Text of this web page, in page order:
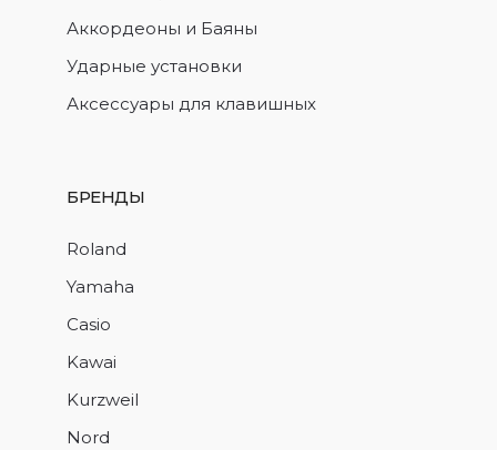
Аккордеоны и Баяны
Ударные установки
Аксессуары для клавишных
БРЕНДЫ
Roland
Yamaha
Casio
Kawai
Kurzweil
Nord